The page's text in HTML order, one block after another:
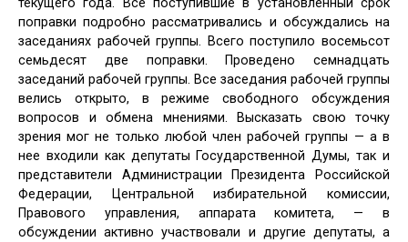
поправки подробно рассматривались и обсуждались на
заседаниях рабочей группы. Всего поступило восемьсот
семьдесят две поправки. Проведено семнадцать
заседаний рабочей группы. Все заседания рабочей группы
велись открыто, в режиме свободного обсуждения
вопросов и обмена мнениями. Высказать свою точку
зрения мог не только любой член рабочей группы — а в
нее входили как депутаты Государственной Думы, так и
представители Администрации Президента Российской
Федерации, Центральной избирательной комиссии,
Правового управления, аппарата комитета, — в
обсуждении активно участвовали и другие депутаты, а